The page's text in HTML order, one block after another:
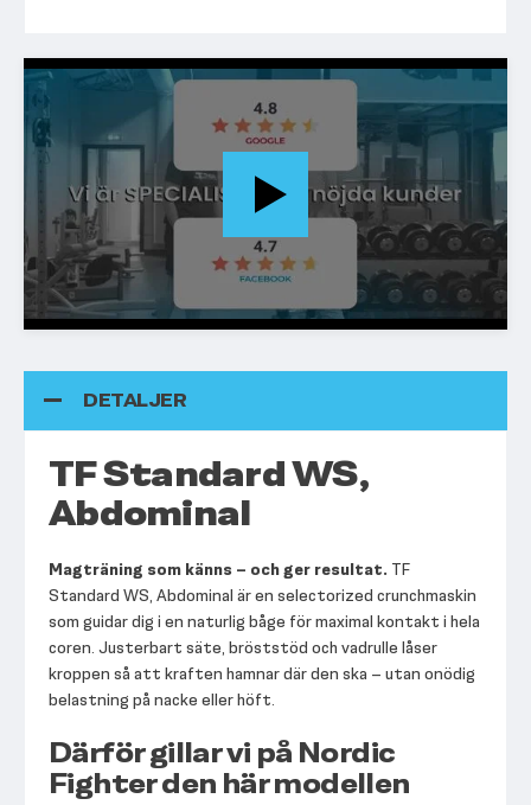
DETALJER
TF Standard WS,
Abdominal
Magträning som känns – och ger resultat. TF
Standard WS, Abdominal är en selectorized crunchmaskin
som guidar dig i en naturlig båge för maximal kontakt i hela
coren. Justerbart säte, bröststöd och vadrulle låser
kroppen så att kraften hamnar där den ska – utan onödig
belastning på nacke eller höft.
Därför gillar vi på Nordic
Fighter den här modellen